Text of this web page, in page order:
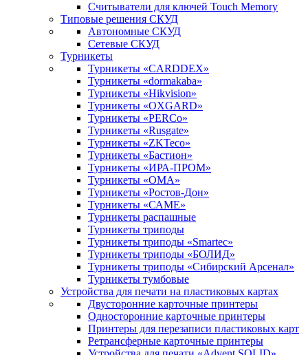
Считыватели для ключей Touch Memory
Типовые решения СКУД
Автономные СКУД
Сетевые СКУД
Турникеты
Турникеты «CARDDEX»
Турникеты «dormakaba»
Турникеты «Hikvision»
Турникеты «OXGARD»
Турникеты «PERCo»
Турникеты «Rusgate»
Турникеты «ZKTeco»
Турникеты «Бастион»
Турникеты «ИРА-ПРОМ»
Турникеты «ОМА»
Турникеты «Ростов-Дон»
Турникеты «САМЕ»
Турникеты распашные
Турникеты триподы
Турникеты триподы «Smartec»
Турникеты триподы «БОЛИД»
Турникеты триподы «Сибирский Арсенал»
Турникеты тумбовые
Устройства для печати на пластиковых картах
Двусторонние карточные принтеры
Односторонние карточные принтеры
Принтеры для перезаписи пластиковых карт
Ретрансферные карточные принтеры